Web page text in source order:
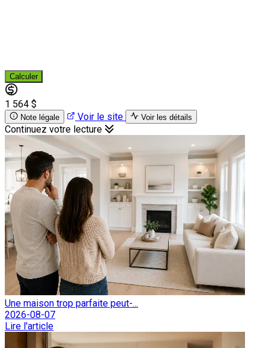
Calculer
1 564 $
Note légale Voir le site Voir les détails
Continuez votre lecture
Une maison trop parfaite peut-...
2026-08-07
Lire l'article